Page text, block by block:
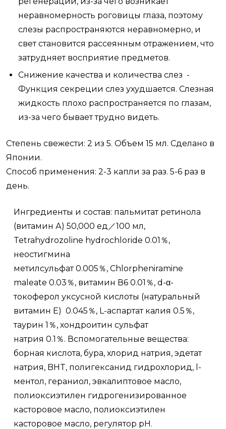
неравномерность роговицы глаза, поэтому
слезы распространяются неравномерно, и
свет становится рассеянным отражением, что
затрудняет восприятие предметов.
Снижение качества и количества слез -
Функция секреции слез ухудшается. Слезная
жидкость плохо распространяется по глазам,
из-за чего бывает трудно видеть.
Степень свежести: 2 из 5. Объем 15 мл. Сделано в
Японии.
Способ применения: 2-3 капли за раз. 5-6 раз в
день.
Ингредиенты и состав: пальмитат ретинола
(витамин А) 50,000 ед／100 мл,
Tetrahydrozoline hydrochloride 0.01％,
неостигмина
метилсульфат 0.005％, Chlorpheniramine
maleate 0.03％, витамин В6 0.01％, d-α-
токоферол уксусной кислоты (натуральный
витамин Е) 0.045％, L-аспартат калия 0.5％,
таурин 1％, хондроитин сульфат
натрия 0.1％. Вспомогательные вещества:
борная кислота, бура, хлорид натрия, эдетат
натрия, BHT, полигексанид гидрохлорид, l-
ментол, гераниол, эвкалиптовое масло,
полиоксиэтилен гидрогенизированное
касторовое масло, полиоксиэтилен
касторовое масло, регулятор pH.